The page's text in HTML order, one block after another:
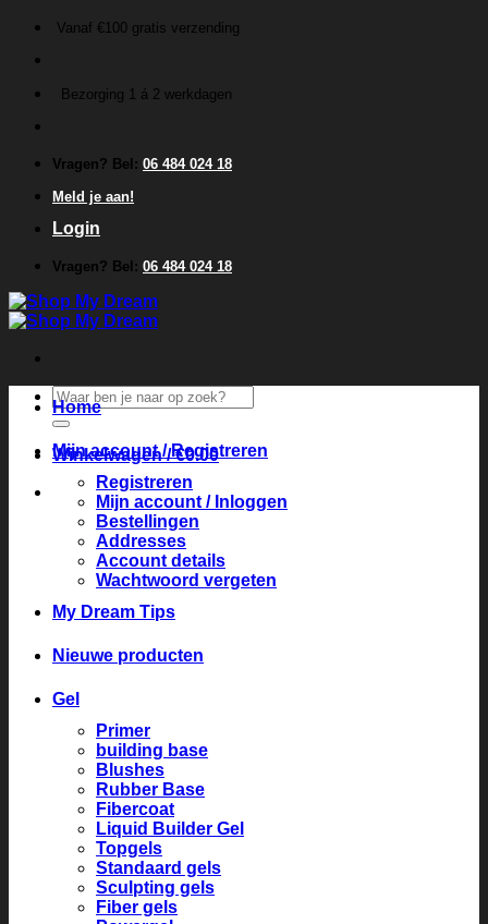
inhoud
Vanaf €100 gratis verzending
Bezorging 1 á 2 werkdagen
Vragen? Bel: 06 484 024 18
Meld je aan!
Login
Vragen? Bel: 06 484 024 18
Zoeken
naar:
Winkelwagen /€0.00
Home
Mijn account / Registreren
Registreren
Mijn account / Inloggen
Bestellingen
Addresses
Account details
Wachtwoord vergeten
My Dream Tips
Nieuwe producten
Gel
Primer
building base
Blushes
Rubber Base
Fibercoat
Liquid Builder Gel
Topgels
Standaard gels
Sculpting gels
Fiber gels